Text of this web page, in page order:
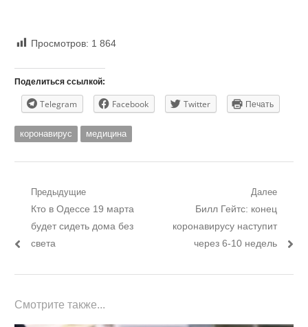
Просмотров: 1 864
Поделиться ссылкой:
Telegram Facebook Twitter Печать
коронавирус медицина
Навигация
записям
Предыдущие
Предыдущий
пост:
Кто в Одессе 19 марта
будет сидеть дома без
света
Далее
Следующий
пост:
Билл Гейтс: конец
коронавирусу наступит
через 6-10 недель
Смотрите также...